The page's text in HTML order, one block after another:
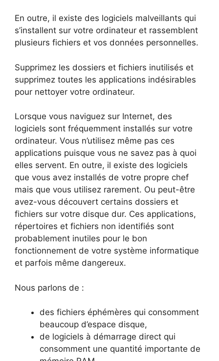
En outre, il existe des logiciels malveillants qui
s’installent sur votre ordinateur et rassemblent
plusieurs fichiers et vos données personnelles.
Supprimez les dossiers et fichiers inutilisés et
supprimez toutes les applications indésirables
pour nettoyer votre ordinateur.
Lorsque vous naviguez sur Internet, des
logiciels sont fréquemment installés sur votre
ordinateur. Vous n’utilisez même pas ces
applications puisque vous ne savez pas à quoi
elles servent. En outre, il existe des logiciels
que vous avez installés de votre propre chef
mais que vous utilisez rarement. Ou peut-être
avez-vous découvert certains dossiers et
fichiers sur votre disque dur. Ces applications,
répertoires et fichiers non identifiés sont
probablement inutiles pour le bon
fonctionnement de votre système informatique
et parfois même dangereux.
Nous parlons de :
des fichiers éphémères qui consomment
beaucoup d’espace disque,
de logiciels à démarrage direct qui
consomment une quantité importante de